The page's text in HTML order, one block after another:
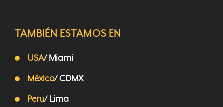
TAMBIÉN ESTAMOS EN
USA/ Miami
México/ CDMX
Peru/ Lima